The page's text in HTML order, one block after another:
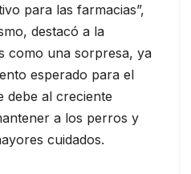
para las farmacias”,
destacó a la
como una sorpresa, ya
esperado para el
debe al creciente
a los perros y
cuidados.